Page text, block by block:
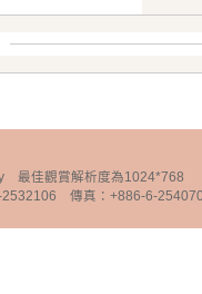
最佳觀賞解析度為1024*768
2532106 傳真：+886-6-